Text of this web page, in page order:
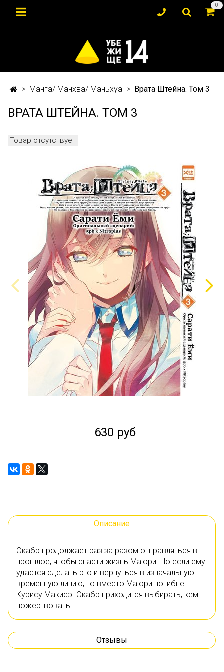
0
Манга/ Манхва/ Маньхуа Врата Штейна. Том 3
ВРАТА ШТЕЙНА. ТОМ 3
Товар отсутствует
630 руб
Описание
Окабэ продолжает раз за разом отправляться в
прошлое, чтобы спасти жизнь Маюри. Но если ему
удастся сделать это и вернуться в изначальную
временную линию, то вместо Маюри погибнет
Курису Макисэ. Окабэ приходится выбирать, кем
пожертвовать...
Отзывы